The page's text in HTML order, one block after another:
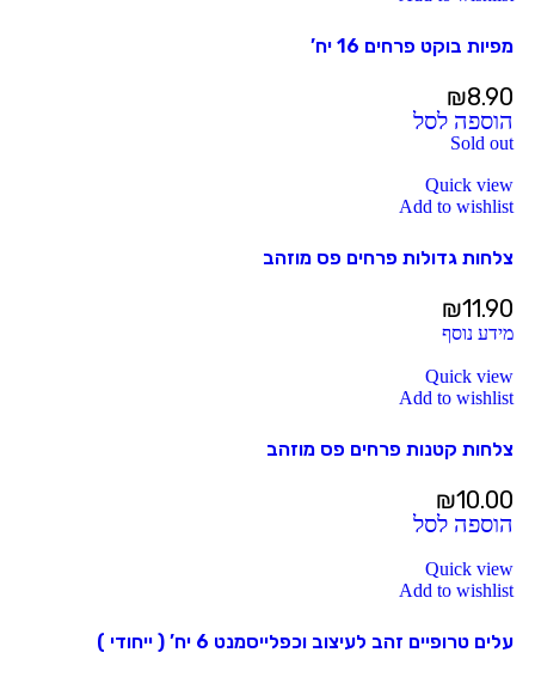
מפיות בוקט פרחים 16 יח’
₪8.90
הוספה לסל
Sold out
Quick view
Add to wishlist
צלחות גדולות פרחים פס מוזהב
₪11.90
מידע נוסף
Quick view
Add to wishlist
צלחות קטנות פרחים פס מוזהב
₪10.00
הוספה לסל
Quick view
Add to wishlist
עלים טרופיים זהב לעיצוב וכפלייסמנט 6 יח’ ( ייחודי )